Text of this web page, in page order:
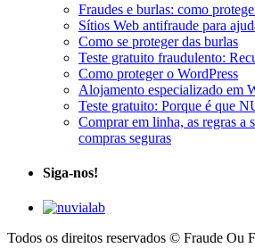
Fraudes e burlas: como
Sítios Web antifraude para
Como se proteger das burlas
Teste gratuito fraudulento:
Como proteger o WordPress
Alojamento especializado em
Teste gratuito: Porque é que
Comprar em linha, as regras a
compras seguras
Siga-nos!
Todos os direitos reservados © Fraude Ou